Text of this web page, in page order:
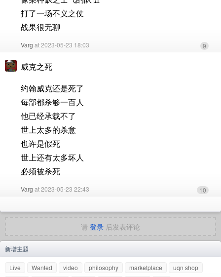
打了一场不义之仗
战果很无聊
Varg at 2023-05-23 18:03 9
威克之死
约翰威克还是死了
每部都杀够一百人
他已经承载不了
世上太多的杀意
也许是假死
世上还有太多坏人
必须被杀死
Varg at 2023-05-23 22:43 10
请 登录 后发表评论
新增主题
Live Wanted video philosophy marketplace uqn shop